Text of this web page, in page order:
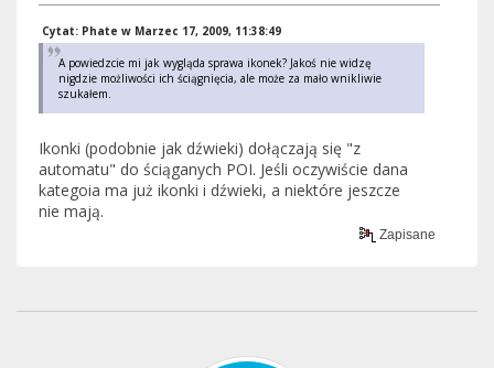
Cytat: Phate w Marzec 17, 2009, 11:38:49
A powiedzcie mi jak wygląda sprawa ikonek? Jakoś nie widzę
nigdzie możliwości ich ściągnięcia, ale może za mało wnikliwie
szukałem.
Ikonki (podobnie jak dźwieki) dołączają się "z
automatu" do ściąganych POI. Jeśli oczywiście dana
kategoia ma już ikonki i dźwieki, a niektóre jeszcze
nie mają.
Zapisane